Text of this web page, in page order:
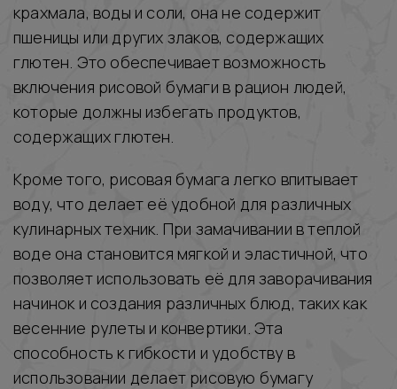
крахмала, воды и соли, она не содержит
пшеницы или других злаков, содержащих
глютен. Это обеспечивает возможность
включения рисовой бумаги в рацион людей,
которые должны избегать продуктов,
содержащих глютен.
Кроме того, рисовая бумага легко впитывает
воду, что делает её удобной для различных
кулинарных техник. При замачивании в теплой
воде она становится мягкой и эластичной, что
позволяет использовать её для заворачивания
начинок и создания различных блюд, таких как
весенние рулеты и конвертики. Эта
способность к гибкости и удобству в
использовании делает рисовую бумагу